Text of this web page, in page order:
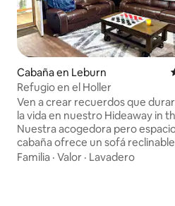
Cabaña en Leburn
Refugio en el Holler
Ven a crear recuerdos que
la vida en nuestro Hideaway in
Nuestra acogedora pero
cabaña ofrece un sofá
cuero y un asiento de amor,
Familia · Valor · Lavadero